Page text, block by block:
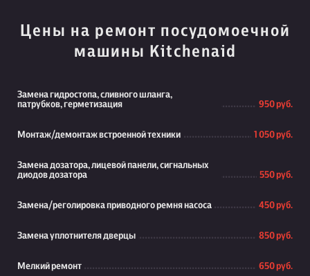
Цены на ремонт посудомоечной
машины Kitchenaid
Замена гидростопа, сливного шланга,
патрубков, герметизация
950 руб.
Монтаж/демонтаж встроенной техники 1 050 руб.
Замена дозатора, лицевой панели, сигнальных
диодов дозатора
550 руб.
Замена/реголировка приводного ремня насоса 450 руб.
Замена уплотнителя дверцы 850 руб.
Мелкий ремонт 650 руб.